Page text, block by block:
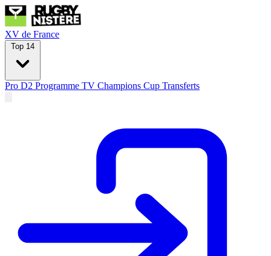
XV de France
Top 14
Pro D2 Programme TV Champions Cup Transferts